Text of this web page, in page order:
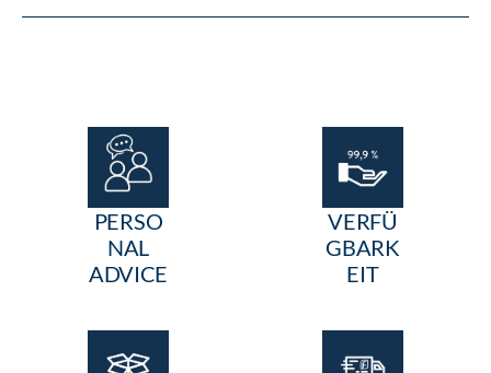
PERSO
NAL
ADVICE
VERFÜ
GBARK
EIT